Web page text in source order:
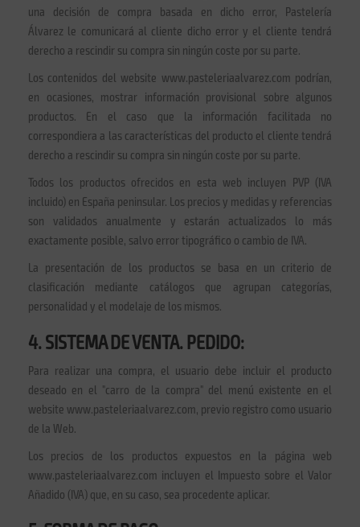
una decisión de compra basada en dicho error, Pastelería
Álvarez le comunicará al cliente dicho error y el cliente tendrá
derecho a rescindir su compra sin ningún coste por su parte.
Los contenidos del website www.pasteleriaalvarez.com podrían,
en ocasiones, mostrar información provisional sobre algunos
productos. En el caso que la información facilitada no
correspondiera a las características del producto el cliente tendrá
derecho a rescindir su compra sin ningún coste por su parte.
Todos los productos ofrecidos en esta web incluyen PVP (IVA
incluido) en España peninsular. Los precios y medidas y referencias
son validados anualmente y estarán actualizados lo más
exactamente posible, salvo error tipográfico o cambio de IVA.
La presentación de los productos se basa en un criterio de
clasificación mediante catálogos que agrupan categorías,
personalidad y el modelaje de los mismos.
4. SISTEMA DE VENTA. PEDIDO:
Para realizar una compra, el usuario debe incluir el producto
deseado en el "carro de la compra" del menú existente en el
website www.pasteleriaalvarez.com, previo registro como usuario
de la Web.
Los precios de los productos expuestos en la página web
www.pasteleriaalvarez.com incluyen el Impuesto sobre el Valor
Añadido (IVA) que, en su caso, sea procedente aplicar.